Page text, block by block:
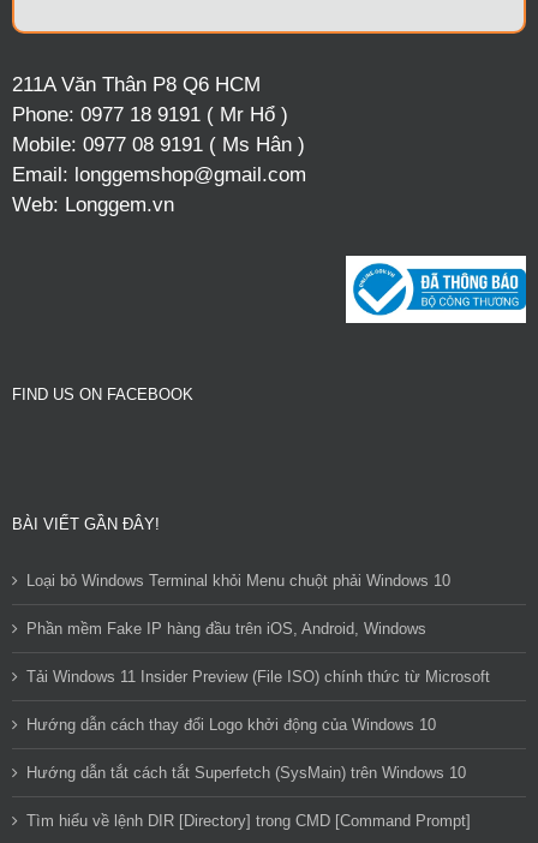
211A Văn Thân P8 Q6 HCM
Phone: 0977 18 9191 ( Mr Hổ )
Mobile: 0977 08 9191 ( Ms Hân )
Email: longgemshop@gmail.com
Web: Longgem.vn
FIND US ON FACEBOOK
BÀI VIẾT GẦN ĐÂY!
Loại bỏ Windows Terminal khỏi Menu chuột phải Windows 10
Phần mềm Fake IP hàng đầu trên iOS, Android, Windows
Tải Windows 11 Insider Preview (File ISO) chính thức từ Microsoft
Hướng dẫn cách thay đổi Logo khởi động của Windows 10
Hướng dẫn tắt cách tắt Superfetch (SysMain) trên Windows 10
Tìm hiểu về lệnh DIR [Directory] trong CMD [Command Prompt]